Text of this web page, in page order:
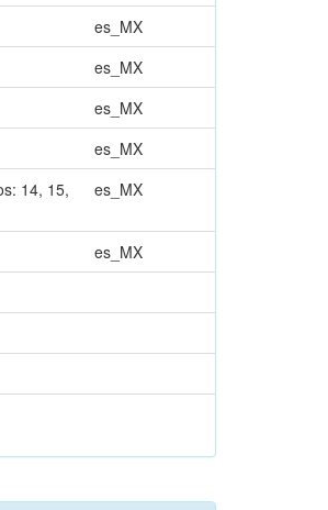
es_MX
es_MX
es_MX
es_MX
14, 15,
es_MX
es_MX